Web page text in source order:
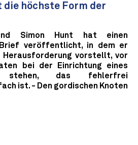
höchste Form der
Simon Hunt hat einen
Brief veröffentlicht, in dem er
Herausforderung vorstellt, vor
bei der Einrichtung eines
stehen, das fehlerfrei
ist. - Den gordischen Knoten